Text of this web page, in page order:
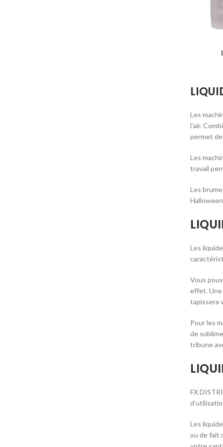
Les
l’air.
permet
Les
travail
Les
Les
Vous
effet. Une
tapissera
Pour les
de
tribune
FX
Les
ou de fait